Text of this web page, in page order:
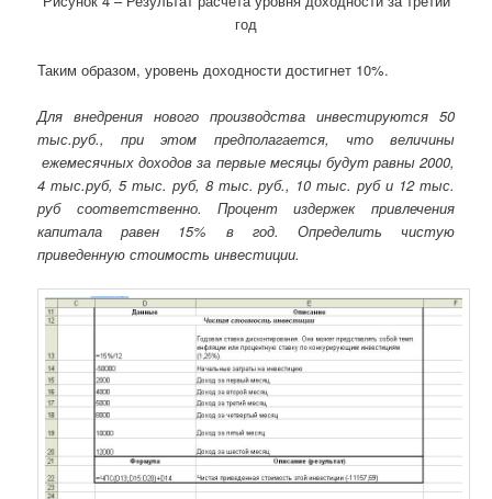
год
Таким образом, уровень доходности достигнет 10%.
Для внедрения нового производства инвестируются 50
тыс.руб., при этом предполагается, что величины
ежемесячных доходов за первые месяцы будут равны 2000,
4 тыс.руб, 5 тыс. руб, 8 тыс. руб., 10 тыс. руб и 12 тыс.
руб соответственно. Процент издержек привлечения
капитала равен 15% в год. Определить чистую
приведенную стоимость инвестиции.